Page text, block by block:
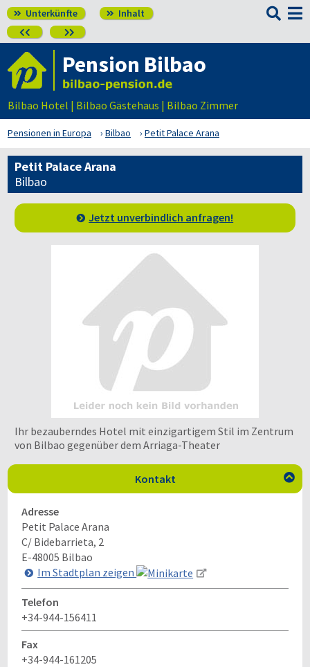
 Unterkünfte  Inhalt
 

Pension Bilbao
Bilbao Hotel | Bilbao Gästehaus | Bilbao Zimmer
Pensionen in Europa Bilbao Petit Palace Arana
Petit Palace Arana
Bilbao
Jetzt unverbindlich anfragen!
Ihr bezauberndes Hotel mit einzigartigem Stil im Zentrum
von Bilbao gegenüber dem Arriaga-Theater
Kontakt 
Adresse
Petit Palace Arana
C/ Bidebarrieta, 2
E-48005 Bilbao
Im Stadtplan zeigen
Telefon
+34-944-156411
Fax
+34-944-161205